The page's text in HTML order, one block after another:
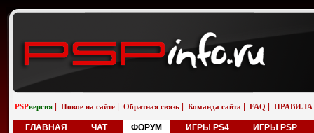
PSPверсия Новое на сайте Обратная связь Команда сайта FAQ ПРАВИЛА
ГЛАВНАЯ ЧАТ ФОРУМ ИГРЫ PS4 ИГРЫ PSP